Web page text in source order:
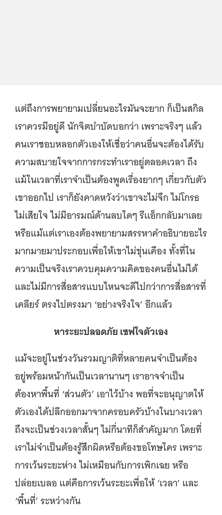
แต่ถึงการพยายามเปลี่ยนอะไรมันจะยาก ก็เป็นสกิล
เราควรมีอยู่ดี นักจิตบำบัดบอกว่า เพราะจริงๆ แล้ว
คนเราชอบหลอกตัวเองให้เชื่อว่าคนอื่นจะต้องได้รับ
ความสบายใจจากการกระทำเราอยู่ตลอดเวลา ถึง
แม้ในเวลาที่เราจำเป็นต้องพูดเรื่องยากๆ เกี่ยวกับตัว
เขาออกไป เราก็ยังคาดหวังว่าเขาจะไม่จึก ไม่โกรธ
ไม่เสียใจ ไม่มีอารมณ์ด้านลบใดๆ รีเเอ็กกลับมาเลย
หรือแม้แต่เราเองต้องพยายามสรรหาคำอธิบายอะไร
มากมายมาประกอบเพื่อให้เขาไม่ขุ่นเคือง ทั้งที่ใน
ความเป็นจริงเราควบคุมความคิดของคนอื่นไม่ได้
และไม่มีการสื่อสารแบบไหนจะดีไปกว่าการสื่อสารที่
เคลียร์ ตรงไปตรงมา ‘อย่างจริงใจ’ อีกแล้ว
หาระยะปลอดภัย เซฟใจตัวเอง
แม้จะอยู่ในช่วงวันรวมญาติที่หลายคนจำเป็นต้อง
อยู่พร้อมหน้ากันเป็นเวลานานๆ เราอาจจำเป็น
ต้องหาพื้นที่ ‘ส่วนตัว’ เอาไว้บ้าง พอที่จะอนุญาตให้
ตัวเองได้ปลีกออกมาจากครอบครัวบ้างในบางเวลา
ถึงจะเป็นช่วงเวลาสั้นๆ ไม่กี่นาทีก็สำคัญมาก โดยที่
เราไม่จำเป็นต้องรู้สึกผิดหรือต้องขอโทษใคร เพราะ
การเว้นระยะห่าง ไม่เหมือนกับการเพิกเฉย หรือ
ปล่อยเบลอ แต่คือการเว้นระยะเพื่อให้ ‘เวลา’ และ
‘พื้นที่’ ระหว่างกัน